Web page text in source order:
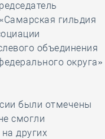
гильдия
объединения
округа»
были отмечены
смогли
других